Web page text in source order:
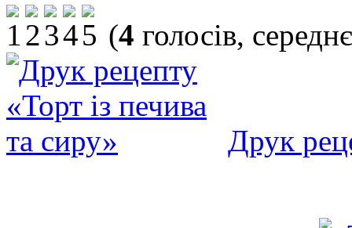
(4 голосів,
Друк